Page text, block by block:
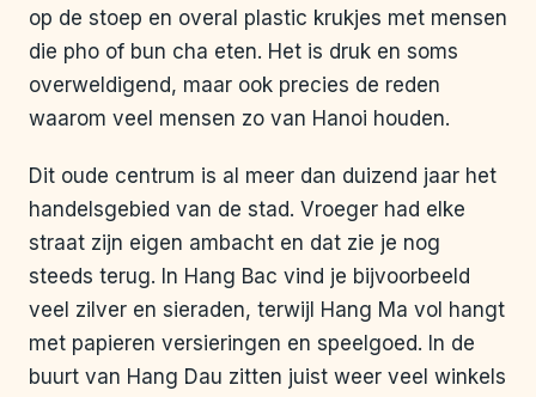
op de stoep en overal plastic krukjes met mensen
die pho of bun cha eten. Het is druk en soms
overweldigend, maar ook precies de reden
waarom veel mensen zo van Hanoi houden.
Dit oude centrum is al meer dan duizend jaar het
handelsgebied van de stad. Vroeger had elke
straat zijn eigen ambacht en dat zie je nog
steeds terug. In Hang Bac vind je bijvoorbeeld
veel zilver en sieraden, terwijl Hang Ma vol hangt
met papieren versieringen en speelgoed. In de
buurt van Hang Dau zitten juist weer veel winkels